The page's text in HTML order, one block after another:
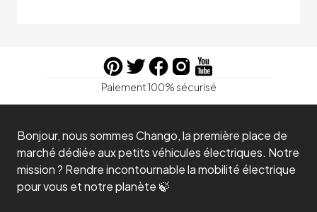
Paiement 100% sécurisé
Bonjour, nous sommes Chango, la première place de
marché dédiée aux petits véhicules électriques. Notre
mission ? Rendre incontournable la mobilité électrique
pour vous et notre planète 🍃